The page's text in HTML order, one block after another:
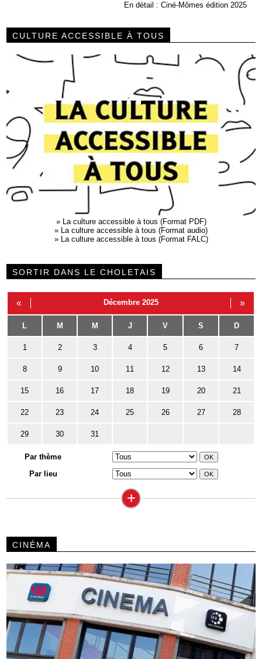
En détail : Ciné-Mômes édition 2025
CULTURE ACCESSIBLE À TOUS
» La culture accessible à tous (Format PDF)
» La culture accessible à tous (Format audio)
» La culture accessible à tous (Format FALC)
SORTIR DANS LE CHOLETAIS
« Décembre 2025 »
L M M J V S D
1 2 3 4 5 6 7
8 9 10 11 12 13 14
15 16 17 18 19 20 21
22 23 24 25 26 27 28
29 30 31
Par thème
Par lieu
+
CINÉMA